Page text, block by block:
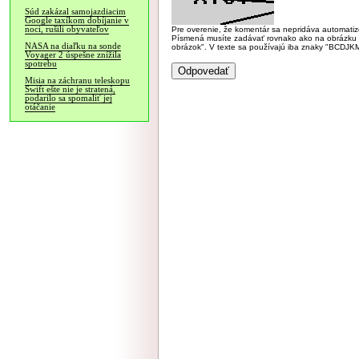
Súd zakázal samojazdiacim
Google taxíkom dobíjanie v
noci, rušili obyvateľov
NASA na diaľku na sonde
Voyager 2 úspešne znížila
spotrebu
Misia na záchranu teleskopu
Swift ešte nie je stratená,
podarilo sa spomaliť jej
otáčanie
Pre overenie, že komentár sa nepridáva
Písmená musíte zadávať rovnako ako na
obrázok". V texte sa používajú iba znaky